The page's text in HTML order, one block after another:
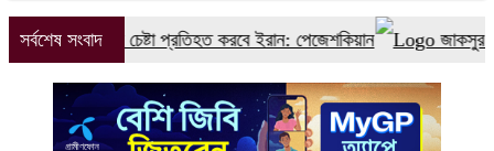
সর্বশেষ সংবাদ
চেষ্টা প্রতিহত করবে ইরান: পেজেশকিয়ান জাকসুর সাংস্কৃতিক